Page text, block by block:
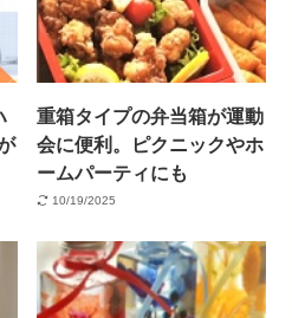
重箱タイプの弁当箱が運動
会に便利。ピクニックやホ
ームパーティにも
10/19/2025